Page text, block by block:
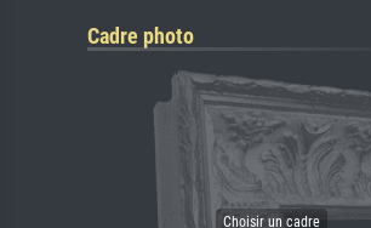
Cadre photo